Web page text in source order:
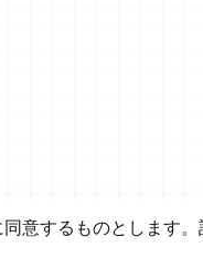
意するものとします